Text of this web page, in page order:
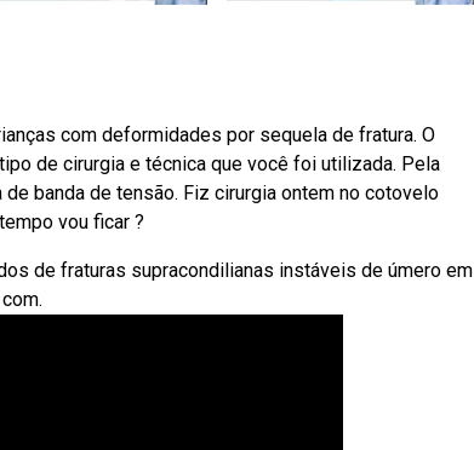
com deformidades por sequela de fratura. O
de cirurgia e técnica que você foi utilizada. Pela
banda de tensão. Fiz cirurgia ontem no cotovelo
vou ficar ?
de fraturas supracondilianas instáveis de úmero em